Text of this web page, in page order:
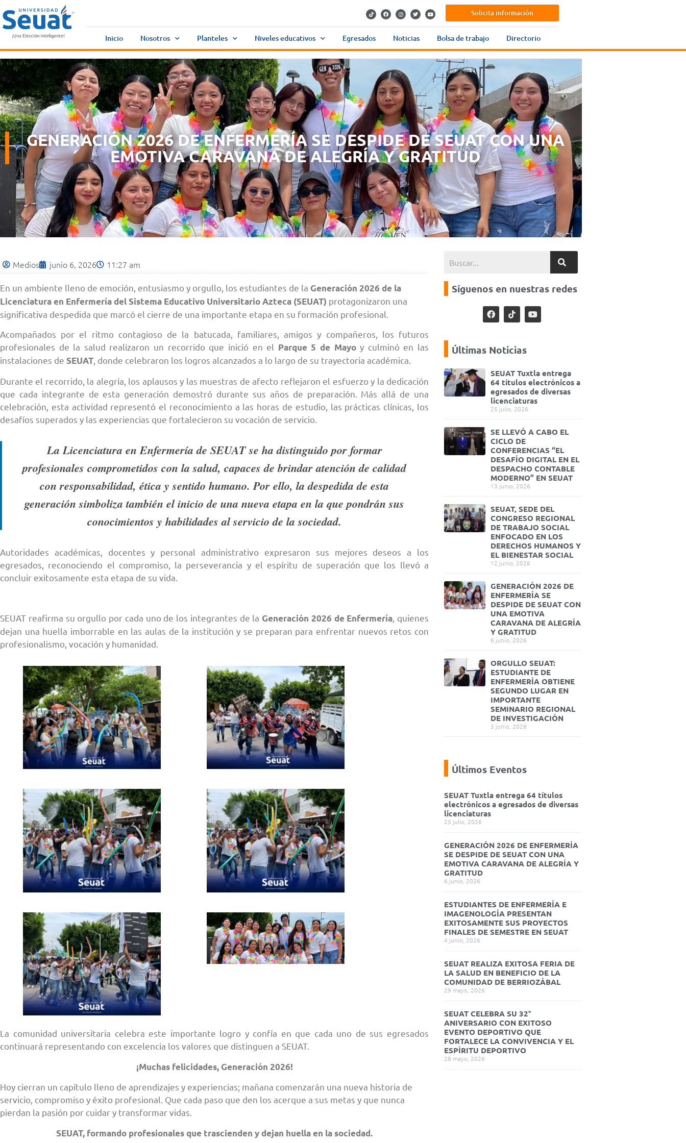
Solicita información
Inicio Nosotros Planteles Niveles educativos Egresados Noticias Bolsa de trabajo Directorio
GENERACIÓN 2026 DE ENFERMERÍA SE DESPIDE DE SEUAT CON UNA
EMOTIVA CARAVANA DE ALEGRÍA Y GRATITUD
Medios junio 6, 2026 11:27 am
En un ambiente lleno de emoción, entusiasmo y orgullo, los estudiantes de la Generación 2026 de la
Licenciatura en Enfermería del Sistema Educativo Universitario Azteca (SEUAT) protagonizaron una
significativa despedida que marcó el cierre de una importante etapa en su formación profesional.
Acompañados por el ritmo contagioso de la batucada, familiares, amigos y compañeros, los futuros
profesionales de la salud realizaron un recorrido que inició en el Parque 5 de Mayoy culminó en las
instalaciones de SEUAT, donde celebraron los logros alcanzados a lo largo de su trayectoria académica.
Durante el recorrido, la alegría, los aplausos y las muestras de afecto reflejaron el esfuerzo y la dedicación
que cada integrante de esta generación demostró durante sus años de preparación. Más allá de una
celebración, esta actividad representó el reconocimiento a las horas de estudio, las prácticas clínicas, los
desafíos superados y las experiencias que fortalecieron su vocación de servicio.
La Licenciatura en Enfermería de SEUAT se ha distinguido por formar
profesionales comprometidos con la salud, capaces de brindar atención de calidad
con responsabilidad, ética y sentido humano. Por ello, la despedida de esta
generación simboliza también el inicio de una nueva etapa en la que pondrán sus
conocimientos y habilidades al servicio de la sociedad.
Autoridades académicas, docentes y personal administrativo expresaron sus mejores deseos a los
egresados, reconociendo el compromiso, la perseverancia y el espíritu de superación que los llevó a
concluir exitosamente esta etapa de su vida.
SEUAT reafirma su orgullo por cada uno de los integrantes de la Generación 2026 de Enfermería , quienes
dejan una huella imborrable en las aulas de la institución y se preparan para enfrentar nuevos retos con
profesionalismo, vocación y humanidad.
La comunidad universitaria celebra este importante logro y confía en que cada uno de sus egresados
continuará representando con excelencia los valores que distinguen a SEUAT.
¡Muchas felicidades, Generación 2026!
Hoy cierran un capítulo lleno de aprendizajes y experiencias; mañana comenzarán una nueva historia de
servicio, compromiso y éxito profesional. Que cada paso que den los acerque a sus metas y que nunca
pierdan la pasión por cuidar y transformar vidas.
SEUAT, formando profesionales que trascienden y dejan huella en la sociedad.
Síguenos en nuestras redes
Últimas Noticias
SEUAT Tuxtla entrega
64 títulos electrónicos a
egresados de diversas
licenciaturas
25 julio, 2026
SE LLEVÓ A CABO EL
CICLO DE
CONFERENCIAS “EL
DESAFÍO DIGITAL EN EL
DESPACHO CONTABLE
MODERNO” EN SEUAT
13 junio, 2026
SEUAT, SEDE DEL
CONGRESO REGIONAL
DE TRABAJO SOCIAL
ENFOCADO EN LOS
DERECHOS HUMANOS Y
EL BIENESTAR SOCIAL
12 junio, 2026
GENERACIÓN 2026 DE
ENFERMERÍA SE
DESPIDE DE SEUAT CON
UNA EMOTIVA
CARAVANA DE ALEGRÍA
Y GRATITUD
6 junio, 2026
ORGULLO SEUAT:
ESTUDIANTE DE
ENFERMERÍA OBTIENE
SEGUNDO LUGAR EN
IMPORTANTE
SEMINARIO REGIONAL
DE INVESTIGACIÓN
5 junio, 2026
Últimos Eventos
SEUAT Tuxtla entrega 64 títulos
electrónicos a egresados de diversas
licenciaturas
25 julio, 2026
GENERACIÓN 2026 DE ENFERMERÍA
SE DESPIDE DE SEUAT CON UNA
EMOTIVA CARAVANA DE ALEGRÍA Y
GRATITUD
6 junio, 2026
ESTUDIANTES DE ENFERMERÍA E
IMAGENOLOGÍA PRESENTAN
EXITOSAMENTE SUS PROYECTOS
FINALES DE SEMESTRE EN SEUAT
4 junio, 2026
SEUAT REALIZA EXITOSA FERIA DE
LA SALUD EN BENEFICIO DE LA
COMUNIDAD DE BERRIOZÁBAL
29 mayo, 2026
SEUAT CELEBRA SU 32°
ANIVERSARIO CON EXITOSO
EVENTO DEPORTIVO QUE
FORTALECE LA CONVIVENCIA Y EL
ESPÍRITU DEPORTIVO
28 mayo, 2026